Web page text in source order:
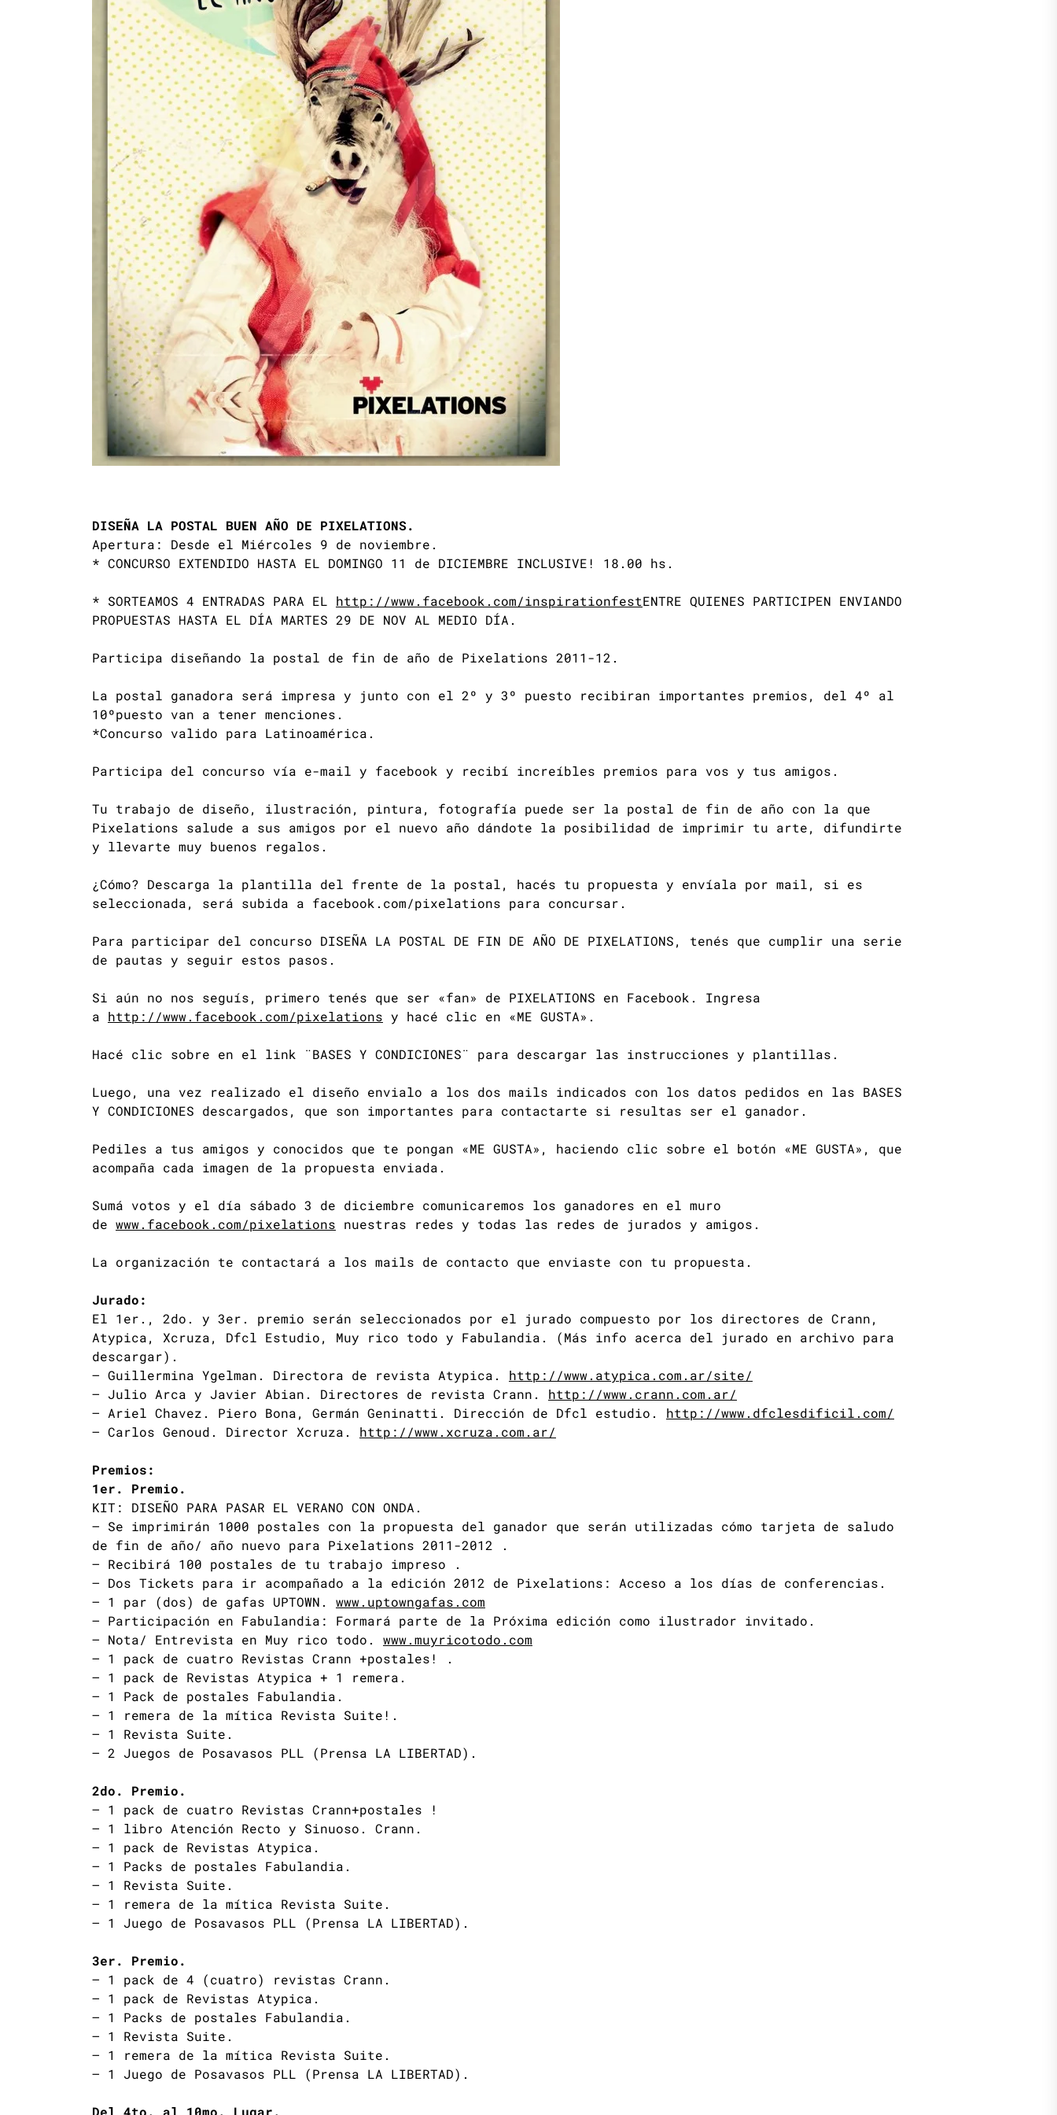
DISEÑA LA POSTAL BUEN AÑO DE PIXELATIONS.
Apertura: Desde el Miércoles 9 de noviembre.
* CONCURSO EXTENDIDO HASTA EL DOMINGO 11 de DICIEMBRE INCLUSIVE! 18.00 hs.
* SORTEAMOS 4 ENTRADAS PARA EL http://www.facebook.com/inspirationfestENTRE QUIENES PARTICIPEN ENVIANDO
PROPUESTAS HASTA EL DÍA MARTES 29 DE NOV AL MEDIO DÍA.
Participa diseñando la postal de fin de año de Pixelations 2011-12.
La postal ganadora será impresa y junto con el 2º y 3º puesto recibiran importantes premios, del 4º al
10ºpuesto van a tener menciones.
*Concurso valido para Latinoamérica.
Participa del concurso vía e-mail y facebook y recibí increíbles premios para vos y tus amigos.
Tu trabajo de diseño, ilustración, pintura, fotografía puede ser la postal de fin de año con la que
Pixelations salude a sus amigos por el nuevo año dándote la posibilidad de imprimir tu arte, difundirte
y llevarte muy buenos regalos.
¿Cómo? Descarga la plantilla del frente de la postal, hacés tu propuesta y envíala por mail, si es
seleccionada, será subida a facebook.com/pixelations para concursar.
Para participar del concurso DISEÑA LA POSTAL DE FIN DE AÑO DE PIXELATIONS, tenés que cumplir una serie
de pautas y seguir estos pasos.
Si aún no nos seguís, primero tenés que ser «fan» de PIXELATIONS en Facebook. Ingresa
a http://www.facebook.com/pixelations y hacé clic en «ME GUSTA».
Hacé clic sobre en el link ¨BASES Y CONDICIONES¨ para descargar las instrucciones y plantillas.
Luego, una vez realizado el diseño envialo a los dos mails indicados con los datos pedidos en las BASES
Y CONDICIONES descargados, que son importantes para contactarte si resultas ser el ganador.
Pediles a tus amigos y conocidos que te pongan «ME GUSTA», haciendo clic sobre el botón «ME GUSTA», que
acompaña cada imagen de la propuesta enviada.
Sumá votos y el día sábado 3 de diciembre comunicaremos los ganadores en el muro
de www.facebook.com/pixelations nuestras redes y todas las redes de jurados y amigos.
La organización te contactará a los mails de contacto que enviaste con tu propuesta.
Jurado:
El 1er., 2do. y 3er. premio serán seleccionados por el jurado compuesto por los directores de Crann,
Atypica, Xcruza, Dfcl Estudio, Muy rico todo y Fabulandia. (Más info acerca del jurado en archivo para
descargar).
– Guillermina Ygelman. Directora de revista Atypica. http://www.atypica.com.ar/site/
– Julio Arca y Javier Abian. Directores de revista Crann. http://www.crann.com.ar/
– Ariel Chavez. Piero Bona, Germán Geninatti. Dirección de Dfcl estudio. http://www.dfclesdificil.com/
– Carlos Genoud. Director Xcruza. http://www.xcruza.com.ar/
Premios:
1er. Premio.
KIT: DISEÑO PARA PASAR EL VERANO CON ONDA.
– Se imprimirán 1000 postales con la propuesta del ganador que serán utilizadas cómo tarjeta de saludo
de fin de año/ año nuevo para Pixelations 2011-2012 .
– Recibirá 100 postales de tu trabajo impreso .
– Dos Tickets para ir acompañado a la edición 2012 de Pixelations: Acceso a los días de conferencias.
– 1 par (dos) de gafas UPTOWN. www.uptowngafas.com
– Participación en Fabulandia: Formará parte de la Próxima edición como ilustrador invitado.
– Nota/ Entrevista en Muy rico todo. www.muyricotodo.com
– 1 pack de cuatro Revistas Crann +postales! .
– 1 pack de Revistas Atypica + 1 remera.
– 1 Pack de postales Fabulandia.
– 1 remera de la mítica Revista Suite!.
– 1 Revista Suite.
– 2 Juegos de Posavasos PLL (Prensa LA LIBERTAD).
2do. Premio.
– 1 pack de cuatro Revistas Crann+postales !
– 1 libro Atención Recto y Sinuoso. Crann.
– 1 pack de Revistas Atypica.
– 1 Packs de postales Fabulandia.
– 1 Revista Suite.
– 1 remera de la mítica Revista Suite.
– 1 Juego de Posavasos PLL (Prensa LA LIBERTAD).
3er. Premio.
– 1 pack de 4 (cuatro) revistas Crann.
– 1 pack de Revistas Atypica.
– 1 Packs de postales Fabulandia.
– 1 Revista Suite.
– 1 remera de la mítica Revista Suite.
– 1 Juego de Posavasos PLL (Prensa LA LIBERTAD).
Del 4to. al 10mo. Lugar.